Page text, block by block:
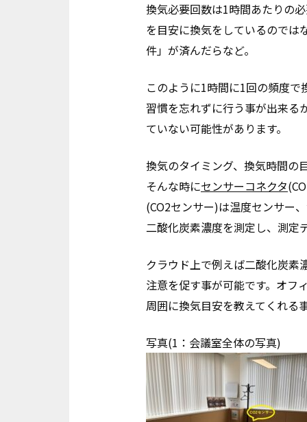
換気必要回数は1時間あたりの
を目安に換気をしているのでは
件」が済んだらなど。
このように1時間に1回の頻度
習慣を忘れずに行う事が出来る
ていない可能性があります。
換気のタイミング、換気時間の
そんな時にセンサーコネクタ
(CO2センサー)は温度センサー
二酸化炭素濃度を測定し、測定
クラウド上で例えば二酸化炭素
注意を促す事が可能です。オフ
周囲に換気目安を教えてくれる
写真(1：会議室全体の写真)